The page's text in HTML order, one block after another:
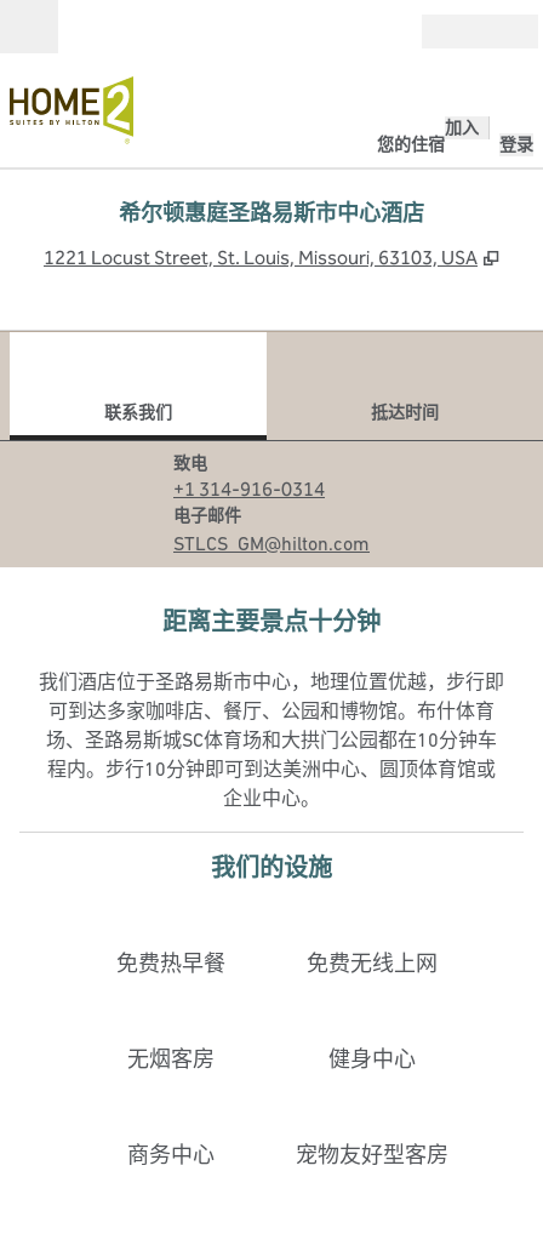
您的住宿
加入
登录
希尔顿惠庭圣路易斯市中心酒店
1221 Locust Street, St. Louis, Missouri, 63103, USA ,
联系我们
抵达时间
致电
电话
+1 314-916-0314
电子邮件
电子邮箱
STLCS_GM@hilton.com
距离主要景点十分钟
我们酒店位于圣路易斯市中心，地理位置优越，步行即
可到达多家咖啡店、餐厅、公园和博物馆。布什体育
场、圣路易斯城SC体育场和大拱门公园都在10分钟车
程内。步行10分钟即可到达美洲中心、圆顶体育馆或
企业中心。
我们的设施
免费热早餐 免费无线上网
无烟客房 健身中心
商务中心 宠物友好型客房